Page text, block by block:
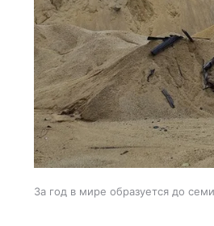
За год в мире образуется до